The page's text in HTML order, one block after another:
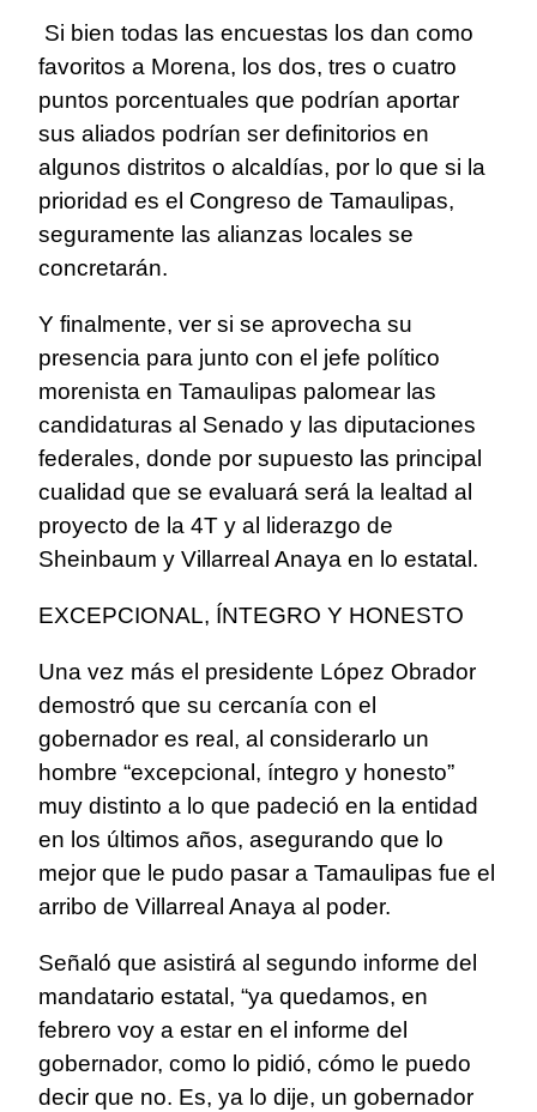
Si bien todas las encuestas los dan como
favoritos a Morena, los dos, tres o cuatro
puntos porcentuales que podrían aportar
sus aliados podrían ser definitorios en
algunos distritos o alcaldías, por lo que si la
prioridad es el Congreso de Tamaulipas,
seguramente las alianzas locales se
concretarán.
Y finalmente, ver si se aprovecha su
presencia para junto con el jefe político
morenista en Tamaulipas palomear las
candidaturas al Senado y las diputaciones
federales, donde por supuesto las principal
cualidad que se evaluará será la lealtad al
proyecto de la 4T y al liderazgo de
Sheinbaum y Villarreal Anaya en lo estatal.
EXCEPCIONAL, ÍNTEGRO Y HONESTO
Una vez más el presidente López Obrador
demostró que su cercanía con el
gobernador es real, al considerarlo un
hombre “excepcional, íntegro y honesto”
muy distinto a lo que padeció en la entidad
en los últimos años, asegurando que lo
mejor que le pudo pasar a Tamaulipas fue el
arribo de Villarreal Anaya al poder.
Señaló que asistirá al segundo informe del
mandatario estatal, “ya quedamos, en
febrero voy a estar en el informe del
gobernador, como lo pidió, cómo le puedo
decir que no. Es, ya lo dije, un gobernador